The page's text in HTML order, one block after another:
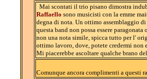
Mai scontati il trio pisano dimostra
Raffaello sono musicisti con la emme
degna di nota. Un ottimo assemblaggio
questa band non possa essere
non una nota simile, spicca tutto per l'
ottimo lavoro, dove, potete credermi non
Mi piacerebbe ascoltare qualche brano
Comunque ancora complimenti a questi